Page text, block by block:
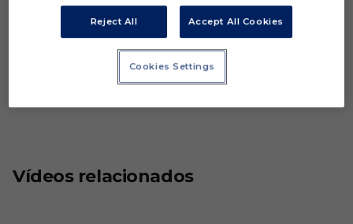
Vídeos relacionados
Reject All Accept All Cookies
Cookies Settings